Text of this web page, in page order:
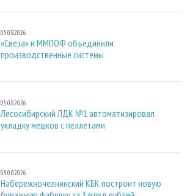
05.08.2026
«Свеза» и ММПОФ объединили
производственные системы
05.08.2026
Лесосибирский ЛДК №1 автоматизировал
укладку мешков с пеллетами
05.08.2026
Набережночелнинский КБК построит новую